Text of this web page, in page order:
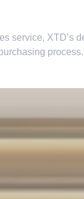
service, XTD’s
process.